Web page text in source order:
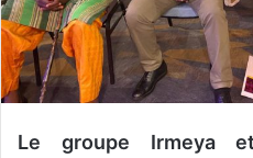
c
o
u
r
Le groupe Irmeya